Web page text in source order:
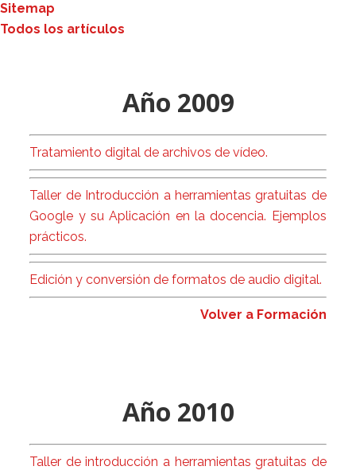
Sitemap
Todos los artículos
Año 2009
Tratamiento digital de archivos de vídeo.
Taller de Introducción a herramientas gratuitas de
Google y su Aplicación en la docencia. Ejemplos
prácticos.
Edición y conversión de formatos de audio digital.
Volver a Formación
Año 2010
Taller de introducción a herramientas gratuitas de